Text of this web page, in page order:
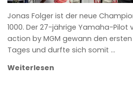
Jonas Folger ist der neue
1000. Der 27-jährige Yamaha-Pilot
action by MGM gewann den
Tages und durfte sich somit …
Weiterlesen